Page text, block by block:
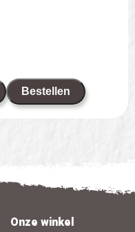
Bestellen
Onze winkel